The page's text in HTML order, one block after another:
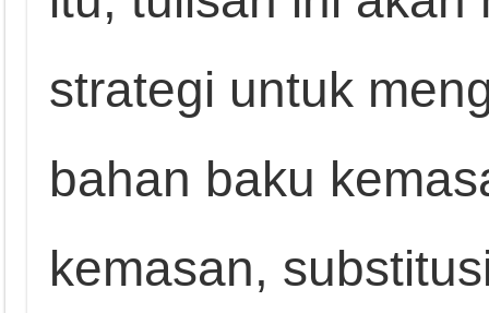
strategi untuk
bahan baku
kemasan,